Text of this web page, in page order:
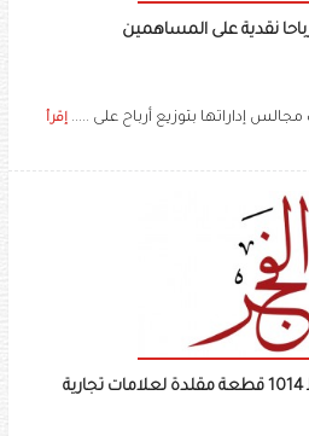
إداراتها بتوزيع أرباح على ..... إقرأ